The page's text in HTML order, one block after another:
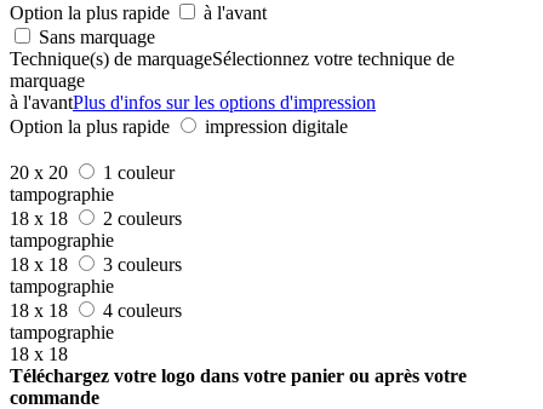
Option la plus rapide
à l'avant
Sans marquage
Technique(s) de marquageSélectionnez votre technique de
marquage
à l'avantPlus d'infos sur les options d'impression
Option la plus rapide
impression digitale
20 x 20
1 couleur
tampographie
18 x 18
2 couleurs
tampographie
18 x 18
3 couleurs
tampographie
18 x 18
4 couleurs
tampographie
18 x 18
Téléchargez votre logo dans votre panier ou après votre
commande